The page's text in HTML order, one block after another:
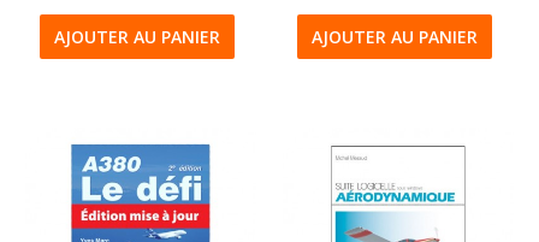
AJOUTER AU PANIER AJOUTER AU PANIER